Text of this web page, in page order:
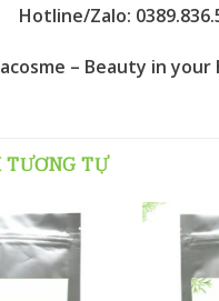
Hotline/Zalo:
– Beauty in your
TỰ